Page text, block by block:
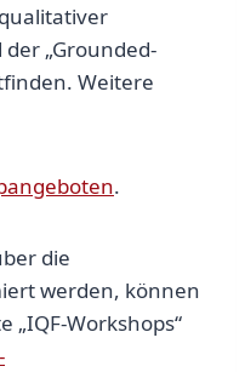
„Grounded-
Weitere
.
die
werden, können
„IQF-Workshops“